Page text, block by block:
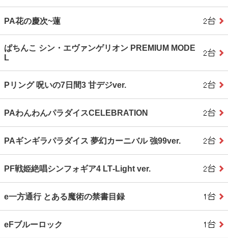
PA花の慶次~蓮
ぱちんこ シン・エヴァンゲリオン PREMIUM MODE
L
Pリング 呪いの7日間3 甘デジver.
PAわんわんパラダイスCELEBRATION
PAギンギラパラダイス 夢幻カーニバル 強99ver.
PF戦姫絶唱シンフォギア4 LT‐Light ver.
e一方通行 とある魔術の禁書目録
eFブルーロック